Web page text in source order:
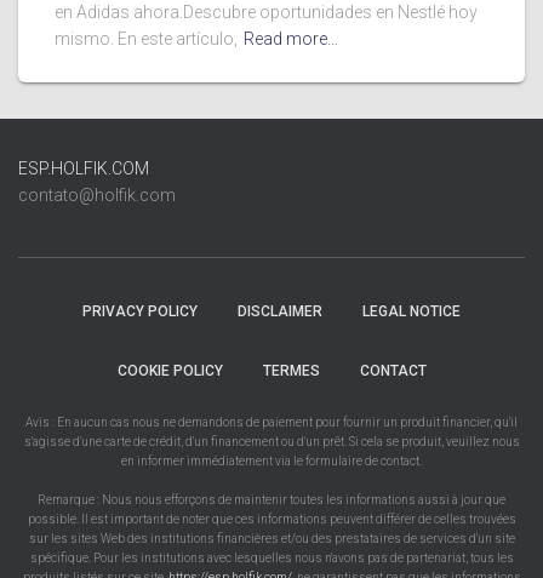
en Adidas ahora.Descubre oportunidades en Nestlé hoy
mismo. En este artículo,
Read more…
ESP.HOLFIK.COM
contato@holfik.com
PRIVACY POLICY DISCLAIMER LEGAL NOTICE
COOKIE POLICY TERMES CONTACT
Avis : En aucun cas nous ne demandons de paiement pour fournir un produit financier, qu'il
s'agisse d'une carte de crédit, d'un financement ou d'un prêt. Si cela se produit, veuillez nous
en informer immédiatement via le formulaire de contact.
Remarque : Nous nous efforçons de maintenir toutes les informations aussi à jour que
possible. Il est important de noter que ces informations peuvent différer de celles trouvées
sur les sites Web des institutions financières et/ou des prestataires de services d'un site
spécifique. Pour les institutions avec lesquelles nous n'avons pas de partenariat, tous les